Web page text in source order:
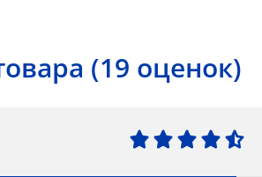
(19 оценок)